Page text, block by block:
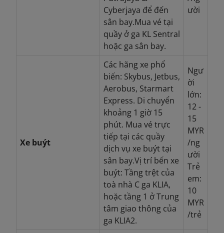
Cyberjaya để đến
sân bay.Mua vé tại
quầy ở ga KL Sentral
hoặc ga sân bay.
ười
Xe buýt
Các hãng xe phổ
biến: Skybus, Jetbus,
Aerobus, Starmart
Express. Di chuyển
khoảng 1 giờ 15
phút. Mua vé trực
tiếp tại các quầy
dịch vụ xe buýt tại
sân bay.Vị trí bến xe
buýt: Tầng trệt của
toà nhà C ga KLIA,
hoặc tầng 1 ở Trung
tâm giao thông của
ga KLIA2.
Ngư
ời
lớn:
12 -
15
MYR
/ng
ười
Trẻ
em:
10
MYR
/trẻ